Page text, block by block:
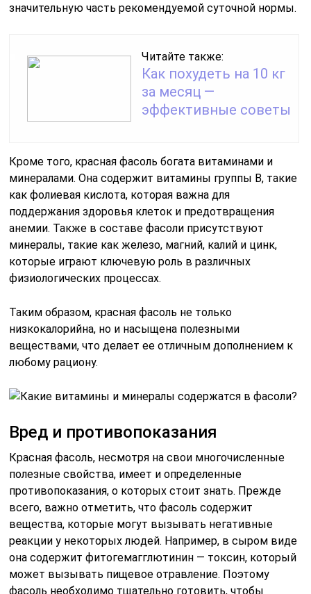
значительную часть рекомендуемой суточной нормы.
Читайте также:
Как похудеть на 10 кг
за месяц —
эффективные советы
Кроме того, красная фасоль богата витаминами и
минералами. Она содержит витамины группы B, такие
как фолиевая кислота, которая важна для
поддержания здоровья клеток и предотвращения
анемии. Также в составе фасоли присутствуют
минералы, такие как железо, магний, калий и цинк,
которые играют ключевую роль в различных
физиологических процессах.
Таким образом, красная фасоль не только
низкокалорийна, но и насыщена полезными
веществами, что делает ее отличным дополнением к
любому рациону.
Вред и противопоказания
Красная фасоль, несмотря на свои многочисленные
полезные свойства, имеет и определенные
противопоказания, о которых стоит знать. Прежде
всего, важно отметить, что фасоль содержит
вещества, которые могут вызывать негативные
реакции у некоторых людей. Например, в сыром виде
она содержит фитогемагглютинин — токсин, который
может вызывать пищевое отравление. Поэтому
фасоль необходимо тщательно готовить, чтобы